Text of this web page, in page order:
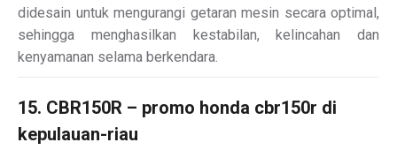
didesain untuk mengurangi getaran mesin secara optimal,
sehingga menghasilkan kestabilan, kelincahan dan
kenyamanan selama berkendara.
15. CBR150R – promo honda cbr150r di
kepulauan-riau